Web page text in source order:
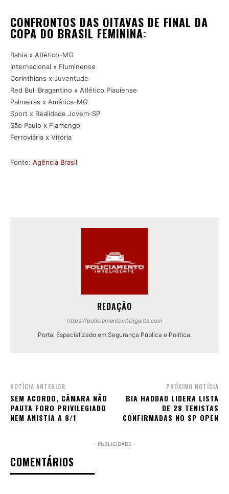
CONFRONTOS DAS OITAVAS DE FINAL DA
COPA DO BRASIL FEMININA:
Bahia x Atlético-MG
Internacional x Fluminense
Corinthians x Juventude
Red Bull Bragantino x Atlético Piauiense
Palmeiras x América-MG
Sport x Realidade Jovem-SP
São Paulo x Flamengo
Ferroviária x Vitória
Fonte: Agência Brasil
REDAÇÃO
https://policiamentointeligente.com
Portal Especializado em Segurança Pública e Política.
NOTÍCIA ANTERIOR
SEM ACORDO, CÂMARA NÃO
PAUTA FORO PRIVILEGIADO
NEM ANISTIA A 8/1
PRÓXIMO NOTÍCIA
BIA HADDAD LIDERA LISTA
DE 28 TENISTAS
CONFIRMADAS NO SP OPEN
- PUBLICIDADE -
COMENTÁRIOS